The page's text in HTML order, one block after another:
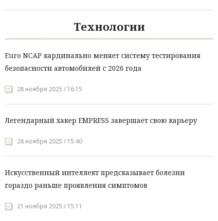
Технологии
Euro NCAP кардинально меняет систему тестирования
безопасности автомобилей с 2026 года
28 ноября 2025 / 16:15
Легендарный хакер EMPRESS завершает свою карьеру
28 ноября 2025 / 15:40
Искусственный интеллект предсказывает болезни
гораздо раньше проявления симптомов
21 ноября 2025 / 15:11